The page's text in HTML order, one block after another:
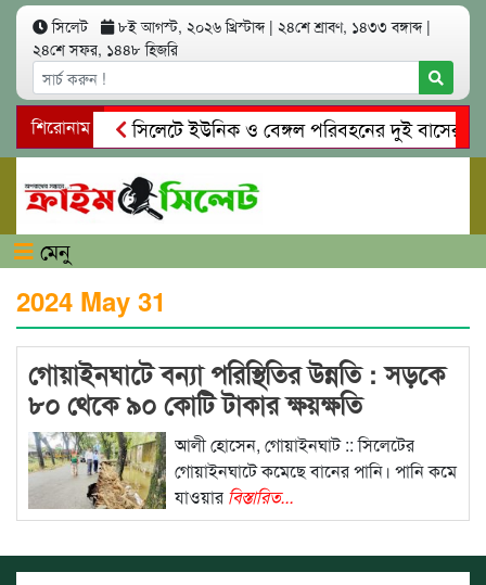
সিলেট ৮ই আগস্ট, ২০২৬ খ্রিস্টাব্দ | ২৪শে শ্রাবণ, ১৪৩৩ বঙ্গাব্দ |
২৪শে সফর, ১৪৪৮ হিজরি
শিরোনাম
সিলেটে ইউনিক ও বেঙ্গল পরিবহনের দুই বাসের
গোয়াইনঘাটে প্রেমের ফাঁদে তরুণী পাচার: মাদকাসক্ত
মেনু
2024 May 31
গোয়াইনঘাটে বন্যা পরিস্থিতির উন্নতি : সড়কে
৮০ থেকে ৯০ কোটি টাকার ক্ষয়ক্ষতি
আলী হোসেন, গোয়াইনঘাট :: সিলেটের
গোয়াইনঘাটে কমেছে বানের পানি। পানি কমে
যাওয়ার বিস্তারিত...